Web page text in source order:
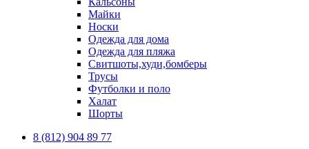
Майки
Носки
Одежда для дома
Одежда для пляжа
Свитшоты,худи,бомберы
Трусы
Футболки и поло
Халат
Шорты
8 (812) 904 89 77